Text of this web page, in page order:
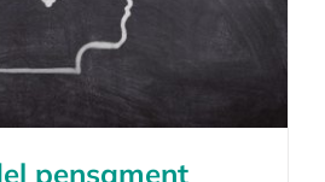
pensament